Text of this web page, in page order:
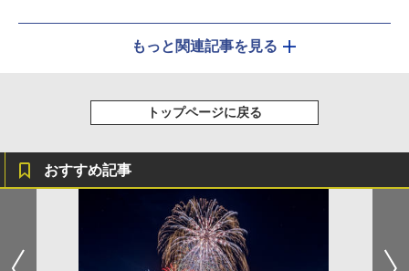
もっと関連記事を見る
トップページに戻る
おすすめ記事